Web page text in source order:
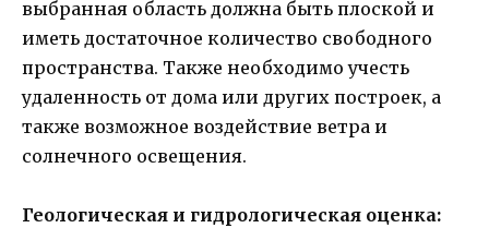
выбранная область должна быть плоской и
иметь достаточное количество свободного
пространства. Также необходимо учесть
удаленность от дома или других построек, а
также возможное воздействие ветра и
солнечного освещения.
Геологическая и гидрологическая оценка: